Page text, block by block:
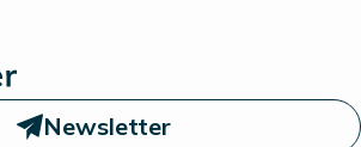
Newsletter